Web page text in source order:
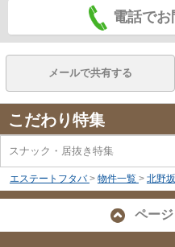
電話で
メールで共有する
こだわり特集
スナック・居抜き特集
エステートフタバ > 物件一覧 > 北野
ペー